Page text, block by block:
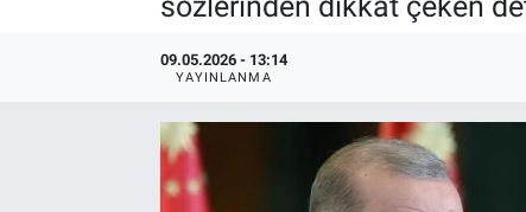
09.05.2026 - 13:14
YAYINLANMA